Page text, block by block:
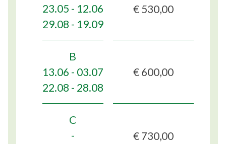
23.05 - 12.06
29.08 - 19.09
B
13.06 - 03.07
22.08 - 28.08
C
-
€ 530,00
€ 600,00
€ 730,00